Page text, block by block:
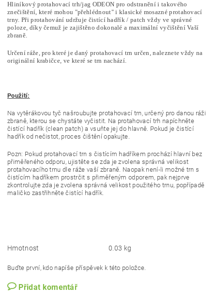
Hliníkový protahovací trh/jag ODEON pro odstranění i takového
znečištění, které mohou "přehlédnout" i klasické mosazné protahovací
trny. Při protahování udržuje čistící hadřík / patch vždy ve správné
poloze, díky čemuž je zajištěno dokonalé a maximální vyčištění Vaší
zbraně.
Určení ráže, pro které je daný protahovací trn určen, naleznete vždy na
originální krabičce, ve které se trn nachází.
Použití:
Na vytěrákovou tyč našroubujte protahovací trn, určený pro danou ráži
zbraně, kterou se chystáte vyčistit. Na protahovací trh napíchněte
čistící hadřík (clean patch) a vsuňte jej do hlavně. Pokud je čistící
hadřík od nečistot, proces čištění opakujte.
Pozn: Pokud protahovací trn s čistícím hadříkem prochází hlavní bez
přiměřeného odporu, ujistěte se zda je zvolena správná velikost
protahovacího trnu dle ráže vaší zbraně. Naopak není-li možné trn s
čistícím hadříkem prostrčit s přiměřeným odporem, pak nejprve
zkontrolujte zda je zvolena správná velikost použitého trnu, popřípadě
maličko zastřihněte čistící hadřík.
Hmotnost 0.03 kg
Buďte první, kdo napíše příspěvek k této položce.
Přidat komentář